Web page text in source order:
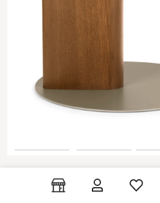
SANDY CS5154 Журнальный стол